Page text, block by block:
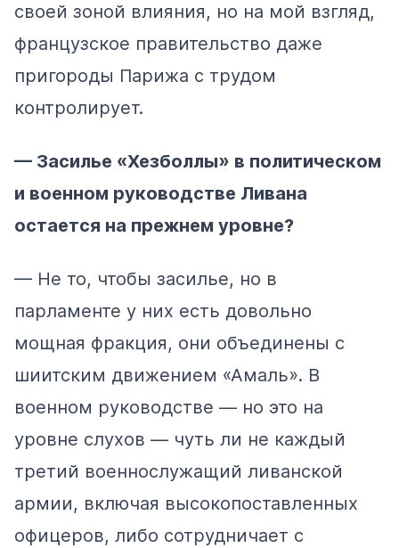
своей зоной влияния, но на мой взгляд,
французское правительство даже
пригороды Парижа с трудом
контролирует.
— Засилье «Хезболлы» в политическом
и военном руководстве Ливана
остается на прежнем уровне?
— Не то, чтобы засилье, но в
парламенте у них есть довольно
мощная фракция, они объединены с
шиитским движением «Амаль». В
военном руководстве — но это на
уровне слухов — чуть ли не каждый
третий военнослужащий ливанской
армии, включая высокопоставленных
офицеров, либо сотрудничает с